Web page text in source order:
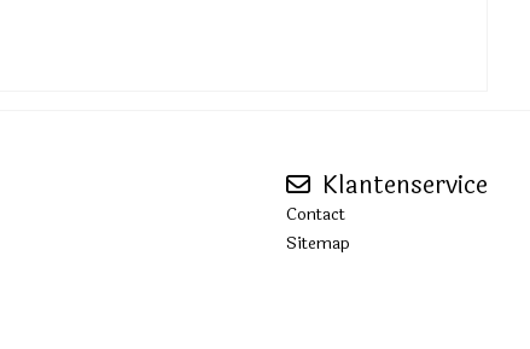
Klantenservice
Contact
Sitemap